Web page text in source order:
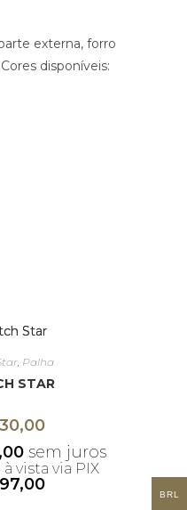
externa, forro
disponíveis:
Palha
STAR
sem juros
vista via PIX
BRL